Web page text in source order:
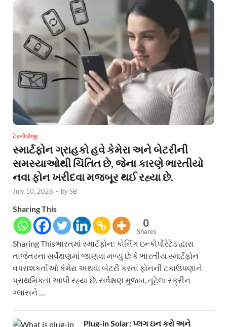
ટેકનોલોજી
સ્માર્ટફોન ગ્રાહકો હવે કેમેરા અને બેટરીની
સમસ્યાઓથી ચિંતિત છે, જેના કારણે ભારતીયો
નવા ફોન ખરીદવા મજબૂર થઈ રહ્યા છે.
July 10, 2026 - bySB
Sharing This
0
Shares
Sharing Thisભારતમાં સ્માર્ટફોન: કોર્નિંગ ઇન્કોર્પોરેટેડ દ્વારા
તાજેતરના સર્વેક્ષણમાં જાણવા મળ્યું છે કે ભારતીય સ્માર્ટફોન
વપરાશકર્તાઓ કેમેરા અથવા બેટરી કરતાં ફોનની ટકાઉપણાને
પ્રાથમિકતા આપી રહ્યા છે. સર્વેક્ષણ મુજબ, તૂટેલા સ્ક્રીન
ગ્લાસને …
Plug-in Solar: પ્લગ ઇન કરો અને